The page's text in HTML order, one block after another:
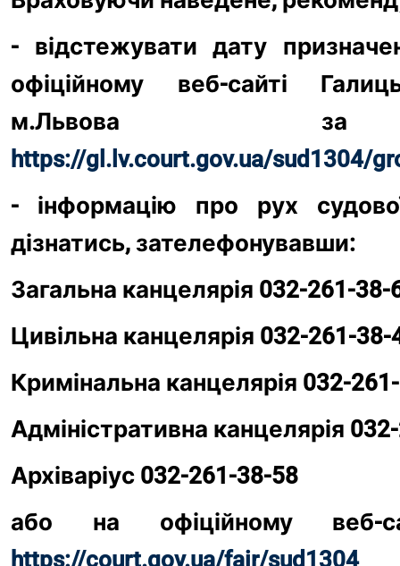
- відстежувати дату
офіційному веб-сайті
https://gl.lv.court.gov.ua/sud1304/
- інформацію про рух
дізнатись, зателефонувавши:
Загальна канцелярія 032-261-
Цивільна канцелярія 032-261-
Кримінальна канцелярія 032-
Адміністративна канцелярія
Архіваріус 032-261-38-58
https://court.gov.ua/fair/sud1304